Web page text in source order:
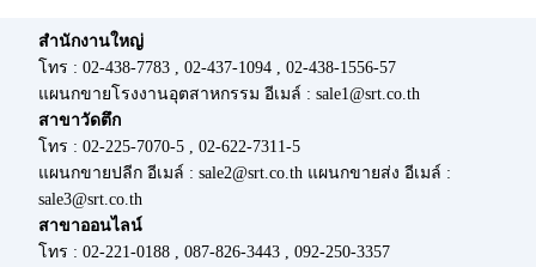
สำนักงานใหญ่
โทร : 02-438-7783 , 02-437-1094 , 02-438-1556-57
แผนกขายโรงงานอุตสาหกรรม อีเมล์ : sale1@srt.co.th
สาขาวัดตึก
โทร : 02-225-7070-5 , 02-622-7311-5
แผนกขายปลีก อีเมล์ : sale2@srt.co.th แผนกขายส่ง อีเมล์ :
sale3@srt.co.th
สาขาออนไลน์
โทร : 02-221-0188 , 087-826-3443 , 092-250-3357